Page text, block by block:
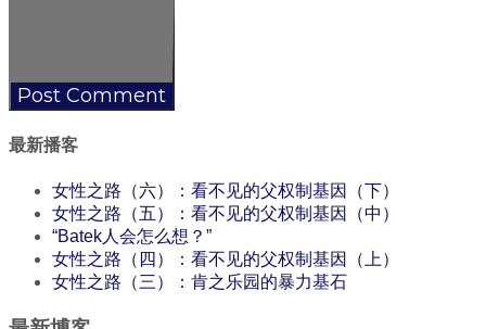
最新播客
女性之路（六）：看不见的父权制基因（下）
女性之路（五）：看不见的父权制基因（中）
“Batek人会怎么想？”
女性之路（四）：看不见的父权制基因（上）
女性之路（三）：肯之乐园的暴力基石